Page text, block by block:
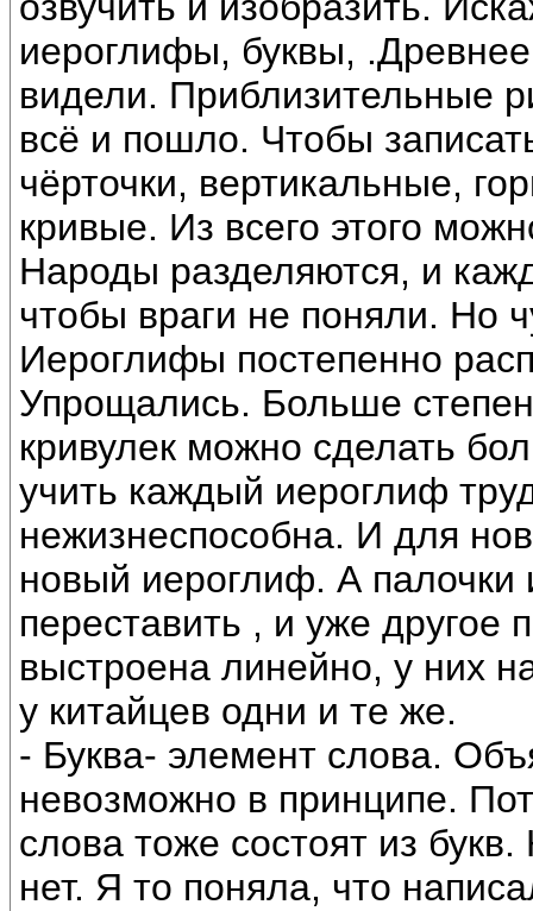
иероглифы, буквы,
видели. Приблизительные
всё и пошло. Чтобы
чёрточки, вертикальные,
кривые. Из всего этого
Народы разделяются, и
чтобы враги не поняли. Но
Иероглифы постепенно
Упрощались. Больше
кривулек можно сделать
учить каждый иероглиф
нежизнеспособна. И для
новый иероглиф. А палочки
переставить , и уже
выстроена линейно, у них
у китайцев одни и те же.
- Буква- элемент слова.
невозможно в принципе.
слова тоже состоят из
нет. Я то поняла, что